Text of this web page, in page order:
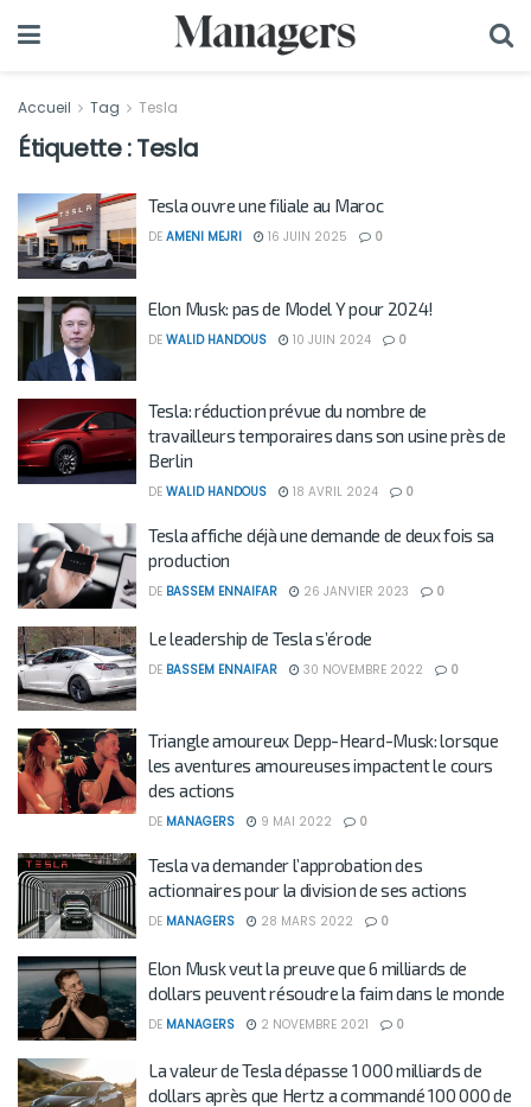
Accueil Tag Tesla
Étiquette :Tesla
Tesla ouvre une filiale au Maroc
DE AMENI MEJRI 16 JUIN 2025 0
Elon Musk: pas de Model Y pour 2024!
DE WALID HANDOUS 10 JUIN 2024 0
Tesla: réduction prévue du nombre de
travailleurs temporaires dans son usine près de
Berlin
DE WALID HANDOUS 18 AVRIL 2024 0
Tesla affiche déjà une demande de deux fois sa
production
DE BASSEM ENNAIFAR 26 JANVIER 2023 0
Le leadership de Tesla s’érode
DE BASSEM ENNAIFAR 30 NOVEMBRE 2022 0
Triangle amoureux Depp-Heard-Musk: lorsque
les aventures amoureuses impactent le cours
des actions
DE MANAGERS 9 MAI 2022 0
Tesla va demander l’approbation des
actionnaires pour la division de ses actions
DE MANAGERS 28 MARS 2022 0
Elon Musk veut la preuve que 6 milliards de
dollars peuvent résoudre la faim dans le monde
DE MANAGERS 2 NOVEMBRE 2021 0
La valeur de Tesla dépasse 1 000 milliards de
dollars après que Hertz a commandé 100 000 de